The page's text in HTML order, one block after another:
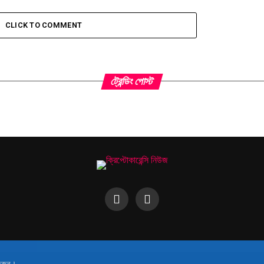
CLICK TO COMMENT
ট্রেন্ডিং পোস্ট